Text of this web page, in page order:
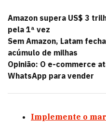
Amazon supera US$ 3
pela 1ª vez
Sem Amazon, Latam
acúmulo de milhas
Opinião: O e-commerce
WhatsApp para vender
Implemente o